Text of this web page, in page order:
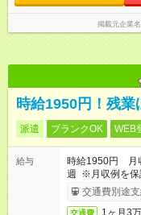
掲載元企業名
時給1950円！残
派遣 ブランクOK WEB
給与
時給1950円 月
週 ※月収例を保
ービス利用可（
交通費別途支
交通費 1ヶ月3